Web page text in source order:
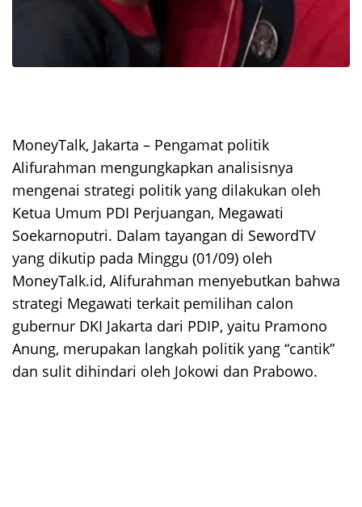
MoneyTalk, Jakarta – Pengamat politik
Alifurahman mengungkapkan analisisnya
mengenai strategi politik yang dilakukan oleh
Ketua Umum PDI Perjuangan, Megawati
Soekarnoputri. Dalam tayangan di SewordTV
yang dikutip pada Minggu (01/09) oleh
MoneyTalk.id, Alifurahman menyebutkan bahwa
strategi Megawati terkait pemilihan calon
gubernur DKI Jakarta dari PDIP, yaitu Pramono
Anung, merupakan langkah politik yang “cantik”
dan sulit dihindari oleh Jokowi dan Prabowo.